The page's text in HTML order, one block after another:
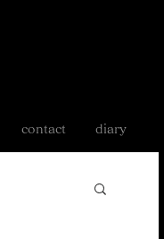
contact diary